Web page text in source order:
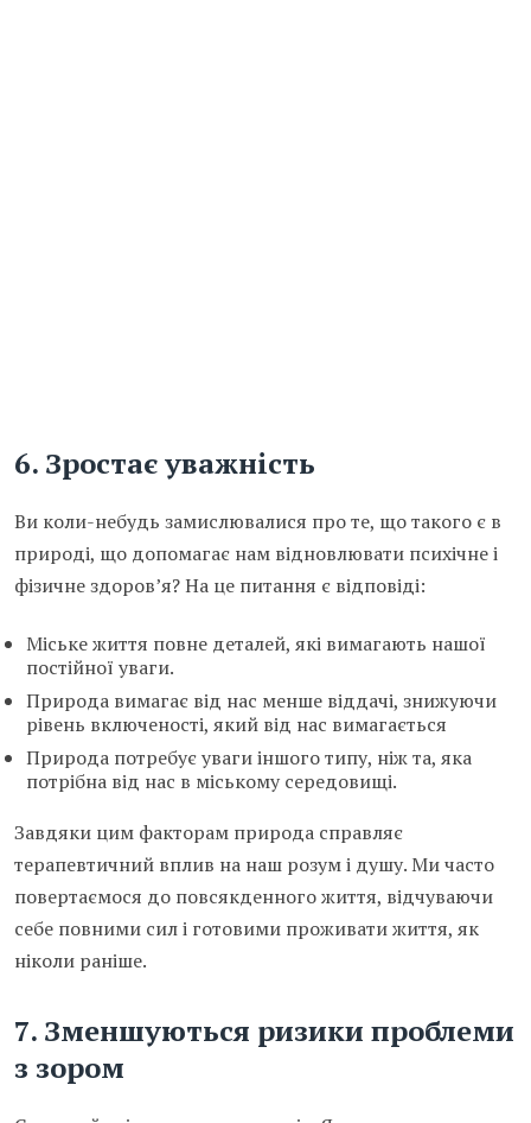
6. Зростає уважність
Ви коли-небудь замислювалися про те, що такого є в
природі, що допомагає нам відновлювати психічне і
фізичне здоров’я? На це питання є відповіді:
Міське життя повне деталей, які вимагають нашої
постійної уваги.
Природа вимагає від нас менше віддачі, знижуючи
рівень включеності, який від нас вимагається
Природа потребує уваги іншого типу, ніж та, яка
потрібна від нас в міському середовищі.
Завдяки цим факторам природа справляє
терапевтичний вплив на наш розум і душу. Ми часто
повертаємося до повсякденного життя, відчуваючи
себе повними сил і готовими проживати життя, як
ніколи раніше.
7. Зменшуються ризики проблеми
з зором